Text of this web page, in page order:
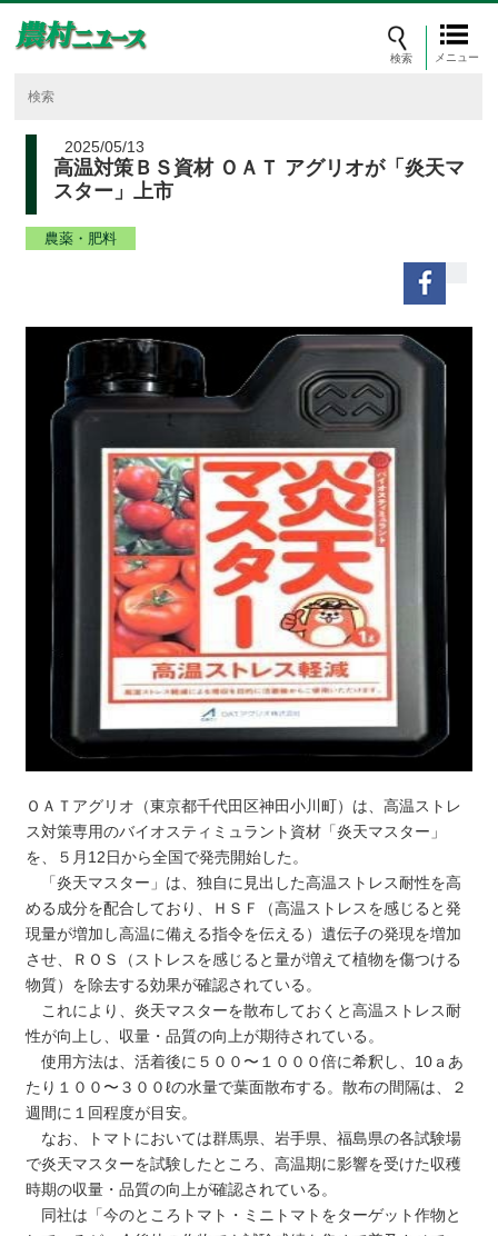
メニュー
2025/05/13
高温対策ＢＳ資材 ＯＡＴ アグリオが「炎天マ
スター」上市
農薬・肥料
ＯＡＴアグリオ（東京都千代田区神田小川町）は、高温ストレ
ス対策専用のバイオスティミュラント資材「炎天マスター」
を、５月12日から全国で発売開始した。
「炎天マスター」は、独自に見出した高温ストレス耐性を高
める成分を配合しており、ＨＳＦ（高温ストレスを感じると発
現量が増加し高温に備える指令を伝える）遺伝子の発現を増加
させ、ＲＯＳ（ストレスを感じると量が増えて植物を傷つける
物質）を除去する効果が確認されている。
これにより、炎天マスターを散布しておくと高温ストレス耐
性が向上し、収量・品質の向上が期待されている。
使用方法は、活着後に５００〜１０００倍に希釈し、10ａあ
たり１００〜３００ℓの水量で葉面散布する。散布の間隔は、２
週間に１回程度が目安。
なお、トマトにおいては群馬県、岩手県、福島県の各試験場
で炎天マスターを試験したところ、高温期に影響を受けた収穫
時期の収量・品質の向上が確認されている。
同社は「今のところトマト・ミニトマトをターゲット作物と